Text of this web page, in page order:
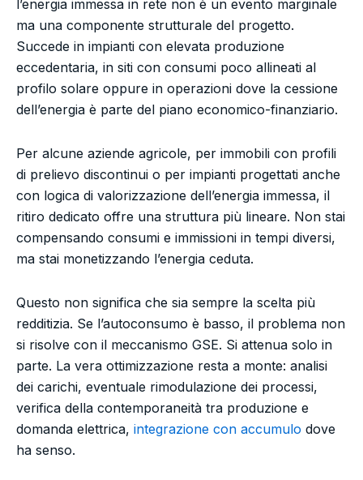
l’energia immessa in rete non è un evento marginale
ma una componente strutturale del progetto.
Succede in impianti con elevata produzione
eccedentaria, in siti con consumi poco allineati al
profilo solare oppure in operazioni dove la cessione
dell’energia è parte del piano economico-finanziario.
Per alcune aziende agricole, per immobili con profili
di prelievo discontinui o per impianti progettati anche
con logica di valorizzazione dell’energia immessa, il
ritiro dedicato offre una struttura più lineare. Non stai
compensando consumi e immissioni in tempi diversi,
ma stai monetizzando l’energia ceduta.
Questo non significa che sia sempre la scelta più
redditizia. Se l’autoconsumo è basso, il problema non
si risolve con il meccanismo GSE. Si attenua solo in
parte. La vera ottimizzazione resta a monte: analisi
dei carichi, eventuale rimodulazione dei processi,
verifica della contemporaneità tra produzione e
domanda elettrica, integrazione con accumulo dove
ha senso.